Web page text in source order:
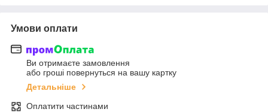
Умови оплати
Ви отримаєте замовлення
або гроші повернуться на вашу картку
Детальніше
Оплатити частинами